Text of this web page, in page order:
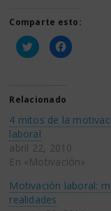
Comparte esto:
Haz
clic
(Se
abre
una
ventana
nueva)
Haz
clic
una
ventana
Relacionado
4 mitos de la
laboral
abril 22, 2010
En «Motivación»
Motivación laboral:
realidades